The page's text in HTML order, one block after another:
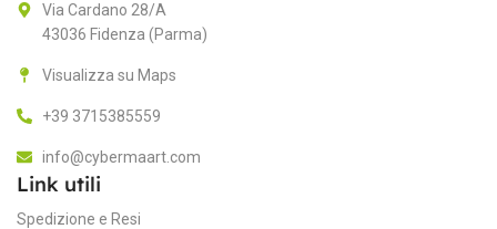
Via Cardano 28/A
43036 Fidenza (Parma)
Visualizza su Maps
+39 3715385559
info@cybermaart.com
Link utili
Spedizione e Resi